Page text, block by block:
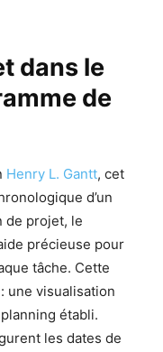
dans le
de
Henry L. Gantt, cet
d’un
de projet, le
précieuse pour
tâche. Cette
une visualisation
établi.
les dates de